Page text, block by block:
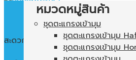
สะดวก ใช้งานง่าย พื้นที่ในตู้ไม่เปล่าประ
หมวดหมู่สินค้า
ชุดตะแกรงเข้ามุม
ชุดตะแกรงเข้ามุม
ชุดตะแกรงเข้ามุม